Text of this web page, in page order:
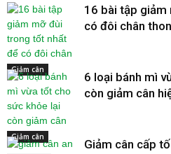
Giảm cân
16 bài tập
có đôi chân
Giảm cân
6 loại bánh mì
còn giảm cân
Giảm cân cấp